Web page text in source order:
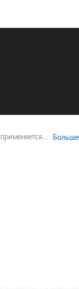
к Document Cloud Больше